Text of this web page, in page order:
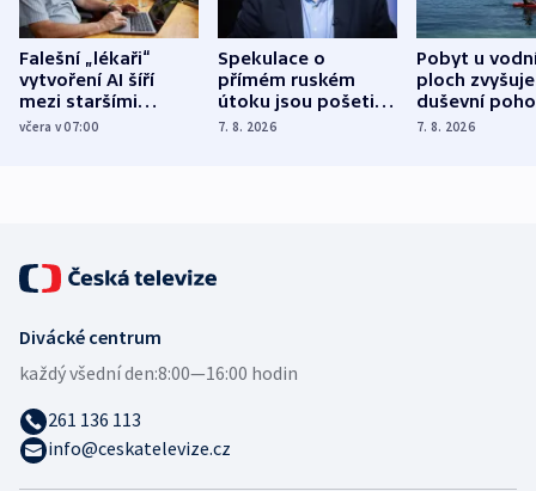
Falešní „lékaři“
vytvoření AI šíří
mezi staršími
Poláky nebezpečné
včera v 07:00
Spekulace o
přímém ruském
útoku jsou pošetilé,
míní estonský
7. 8. 2026
Pobyt u
ploch zvyšuje
duševní
ukázala
7. 8. 2026
Divácké centrum
každý všední den:8:00—16:00 hodin
261 136 113
info@ceskatelevize.cz